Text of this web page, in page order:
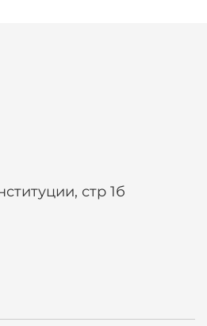
стр 1б